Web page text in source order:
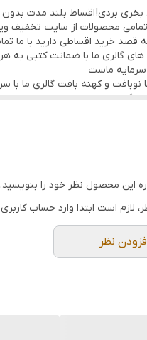
اقساط بلند مدت بدون بهره تا 8ماه با 50%
محصولات از سایت تخفیف
قصد خرید اقساطی دارید با ما
ضمانت کتبی به هر دلیل تا 7 روز اگر فرش پسندتون نباشه وجه شما با
ماست
نوبافت و کهنه بافت گالری ما
رایگان میباشد
این محصول نظر خود را بنویسید.
لازم است ابتدا وارد حساب
نظر